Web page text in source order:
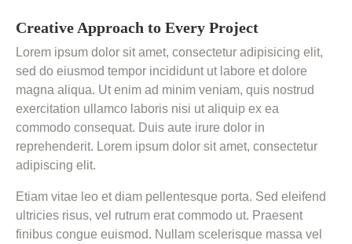
Creative Approach to Every Project
Lorem ipsum dolor sit amet, consectetur adipisicing elit,
sed do eiusmod tempor incididunt ut labore et dolore
magna aliqua. Ut enim ad minim veniam, quis nostrud
exercitation ullamco laboris nisi ut aliquip ex ea
commodo consequat. Duis aute irure dolor in
reprehenderit. Lorem ipsum dolor sit amet, consectetur
adipiscing elit.
Etiam vitae leo et diam pellentesque porta. Sed eleifend
ultricies risus, vel rutrum erat commodo ut. Praesent
finibus congue euismod. Nullam scelerisque massa vel